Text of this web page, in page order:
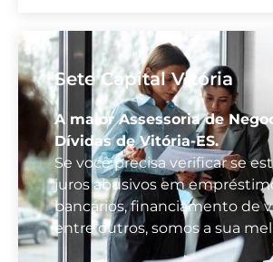
Sete Capital Vitória
A maior Assessoria de
Dívidas de Vitória-ES.
Se você precisa verificar se
juros abusivos em
bancários, financiamento de
entre outros, somos a sua